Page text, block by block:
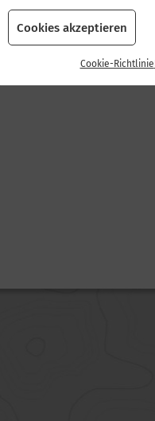
Cookies akzeptieren
Cookie-Richtlinie